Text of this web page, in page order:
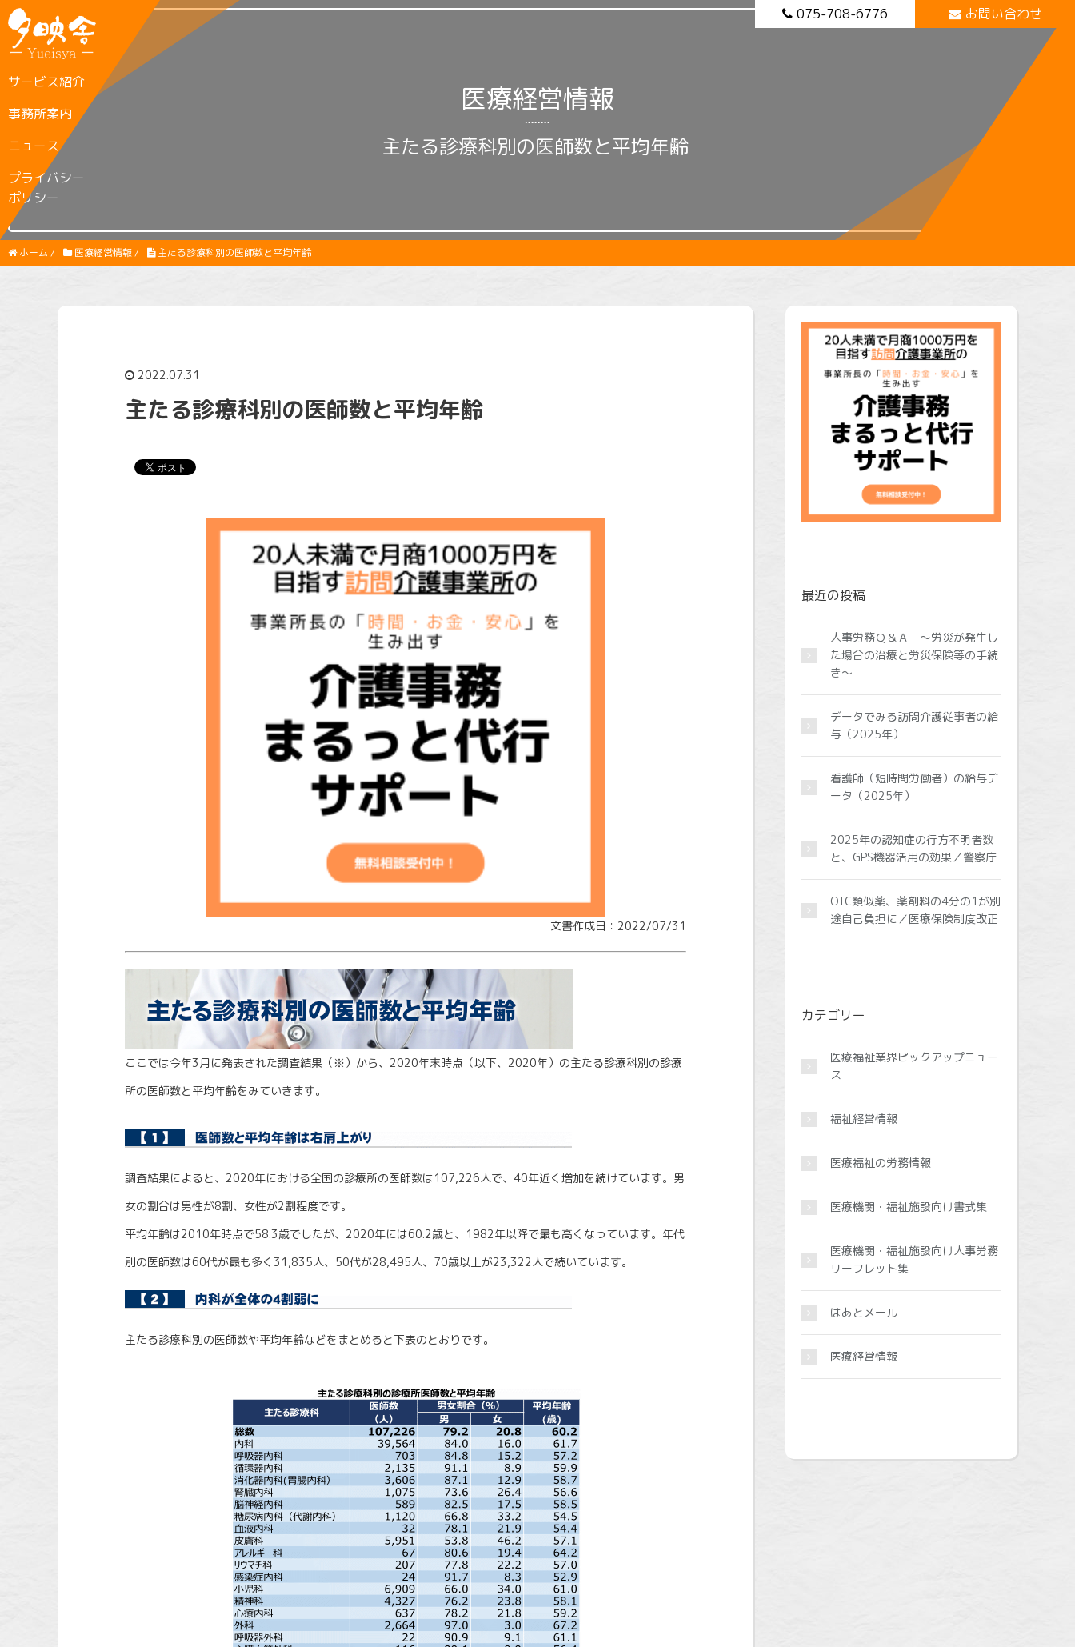
医療経営情報
主たる診療科別の医師数と平均年齢
075-708-6776 お問い合わせ
サービス紹介
事務所案内
ニュース
プライバシー
ポリシー
ホーム / 医療経営情報/ 主たる診療科別の医師数と平均年齢
2022.07.31
主たる診療科別の医師数と平均年齢
文書作成日：2022/07/31
ここでは今年3月に発表された調査結果（※）から、2020年末時点（以下、2020年）の主たる診療科別の診療
所の医師数と平均年齢をみていきます。
調査結果によると、2020年における全国の診療所の医師数は107,226人で、40年近く増加を続けています。男
女の割合は男性が8割、女性が2割程度です。
平均年齢は2010年時点で58.3歳でしたが、2020年には60.2歳と、1982年以降で最も高くなっています。年代
別の医師数は60代が最も多く31,835人、50代が28,495人、70歳以上が23,322人で続いています。
主たる診療科別の医師数や平均年齢などをまとめると下表のとおりです。
最近の投稿
人事労務Ｑ＆Ａ ～労災が発生し
た場合の治療と労災保険等の手続
き～
データでみる訪問介護従事者の給
与（2025年）
看護師（短時間労働者）の給与デ
ータ（2025年）
2025年の認知症の行方不明者数
と、GPS機器活用の効果／警察庁
OTC類似薬、薬剤料の4分の1が別
途自己負担に／医療保険制度改正
カテゴリー
医療福祉業界ピックアップニュー
ス
福祉経営情報
医療福祉の労務情報
医療機関・福祉施設向け書式集
医療機関・福祉施設向け人事労務
リーフレット集
はあとメール
医療経営情報